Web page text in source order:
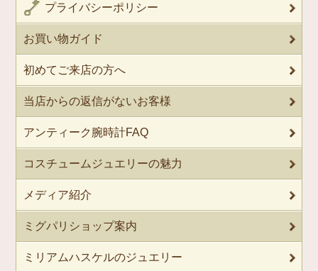
プライバシーポリシー
お買い物ガイド
初めてご来店の方へ
当店からの返信がないお客様
アンティーク腕時計FAQ
コスチュームジュエリーの魅力
メディア紹介
ミグパリショップ案内
ミリアムハスケルのジュエリー